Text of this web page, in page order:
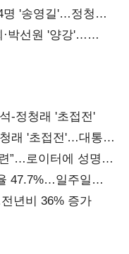
'송영길'…정청래
박선원 '양강'…
-정청래 '초접전'
래 '초접전'…대통령
”…로이터에 성명
47.7%…일주일
년비 36% 증가